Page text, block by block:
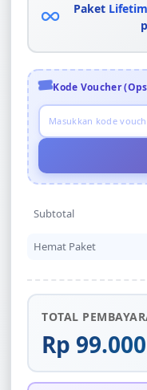
Paket
Kode Voucher
Subtotal
Hemat Paket
TOTAL
Rp 99.000